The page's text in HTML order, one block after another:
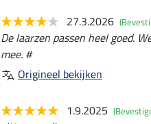
27.3.2026
De laarzen passen heel goed.
mee. #
Origineel bekijken
1.9.2025